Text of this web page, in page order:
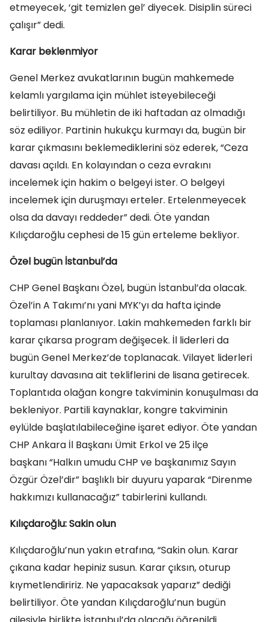
etmeyecek, ‘git temizlen gel’ diyecek. Disiplin süreci
çalışır” dedi.
Karar beklenmiyor
Genel Merkez avukatlarının bugün mahkemede
kelamlı yargılama için mühlet isteyebileceği
belirtiliyor. Bu mühletin de iki haftadan az olmadığı
söz ediliyor. Partinin hukukçu kurmayı da, bugün bir
karar çıkmasını beklemediklerini söz ederek, “Ceza
davası açıldı. En kolayından o ceza evrakını
incelemek için hakim o belgeyi ister. O belgeyi
incelemek için duruşmayı erteler. Ertelenmeyecek
olsa da davayı reddeder” dedi. Öte yandan
Kılıçdaroğlu cephesi de 15 gün erteleme bekliyor.
Özel bugün İstanbul’da
CHP Genel Başkanı Özel, bugün İstanbul’da olacak.
Özel’in A Takımı’nı yani MYK’yı da hafta içinde
toplaması planlanıyor. Lakin mahkemeden farklı bir
karar çıkarsa program değişecek. İl liderleri da
bugün Genel Merkez’de toplanacak. Vilayet liderleri
kurultay davasına ait tekliflerini de lisana getirecek.
Toplantıda olağan kongre takviminin konuşulması da
bekleniyor. Partili kaynaklar, kongre takviminin
eylülde başlatılabileceğine işaret ediyor. Öte yandan
CHP Ankara İl Başkanı Ümit Erkol ve 25 ilçe
başkanı “Halkın umudu CHP ve başkanımız Sayın
Özgür Özel’dir” başlıklı bir duyuru yaparak “Direnme
hakkımızı kullanacağız” tabirlerini kullandı.
Kılıçdaroğlu: Sakin olun
Kılıçdaroğlu’nun yakın etrafına, “Sakin olun. Karar
çıkana kadar hepiniz susun. Karar çıksın, oturup
kıymetlendiririz. Ne yapacaksak yaparız” dediği
belirtiliyor. Öte yandan Kılıçdaroğlu’nun bugün